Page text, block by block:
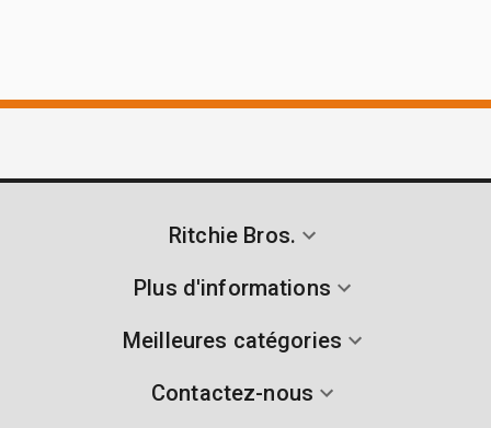
Ritchie Bros.
Plus d'informations
Meilleures catégories
Contactez-nous